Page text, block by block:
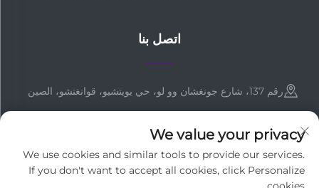
اتصل بنا
رقم 137، شارع جونغشان وو لو، حي يويتشيو، قوانغتشو، الصين
[email protected]
We value your privacy
We use cookies and similar tools to provide our services.
If you don't want to accept all cookies, click Personalize